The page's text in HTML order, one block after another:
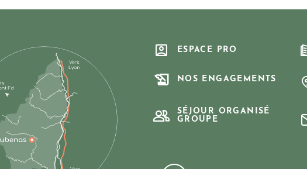
ESPACE PRO
NOS ENGAGEMENTS
SÉJOUR ORGANISÉ
GROUPE